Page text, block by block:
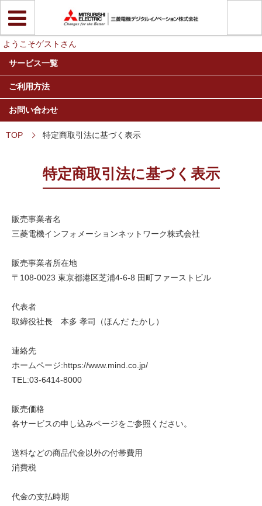
ようこそゲストさん
サービス一覧
ご利用方法
お問い合わせ
TOP 特定商取引法に基づく表示
特定商取引法に基づく表示
販売事業者名
三菱電機インフォメーションネットワーク株式会社
販売事業者所在地
〒108-0023 東京都港区芝浦4-6-8 田町ファーストビル
代表者
取締役社長 本多 孝司（ほんだ たかし）
連絡先
ホームページ:https://www.mind.co.jp/
TEL:03-6414-8000
販売価格
各サービスの申し込みページをご参照ください。
送料などの商品代金以外の付帯費用
消費税
代金の支払時期